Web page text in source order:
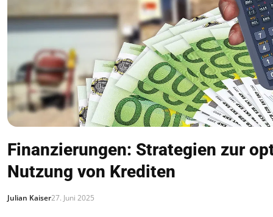
Finanzierungen: Strategien zur
Nutzung von Krediten
Julian Kaiser27. Juni 2025